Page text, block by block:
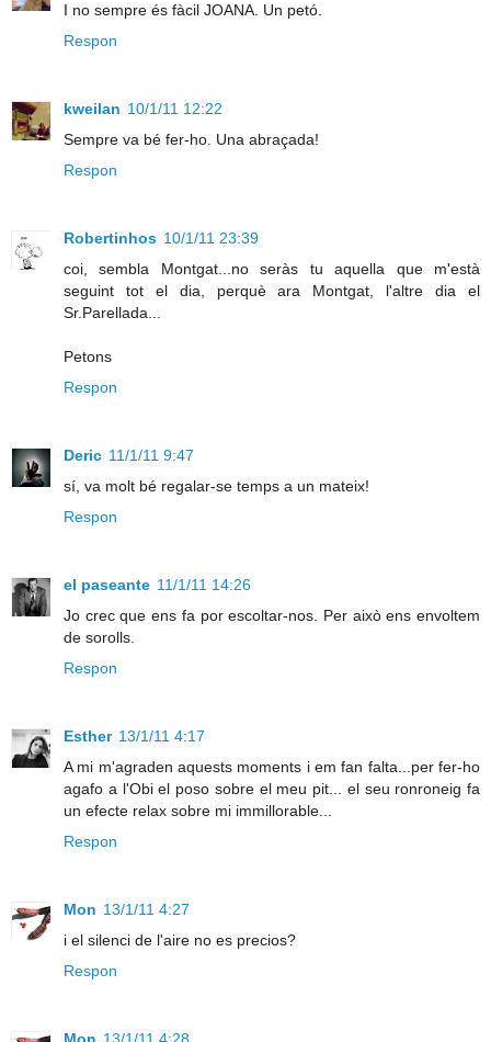
I no sempre és fàcil JOANA. Un petó.
Respon
kweilan 10/1/11 12:22
Sempre va bé fer-ho. Una abraçada!
Respon
Robertinhos 10/1/11 23:39
coi, sembla Montgat...no seràs tu aquella que m'està
seguint tot el dia, perquè ara Montgat, l'altre dia el
Sr.Parellada...
Petons
Respon
Deric 11/1/11 9:47
sí, va molt bé regalar-se temps a un mateix!
Respon
el paseante 11/1/11 14:26
Jo crec que ens fa por escoltar-nos. Per això ens envoltem
de sorolls.
Respon
Esther 13/1/11 4:17
A mi m'agraden aquests moments i em fan falta...per fer-ho
agafo a l'Obi el poso sobre el meu pit... el seu ronroneig fa
un efecte relax sobre mi immillorable...
Respon
Mon 13/1/11 4:27
i el silenci de l'aire no es precios?
Respon